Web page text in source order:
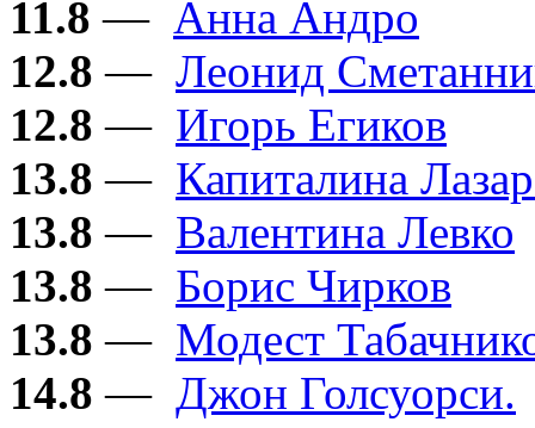
11.8 — Анна Андро
12.8 — Леонид
12.8 — Игорь Егиков
13.8 — Капиталина
13.8 — Валентина Левко
13.8 — Борис Чирков
13.8 — Модест
14.8 — Джон Голсуорси.